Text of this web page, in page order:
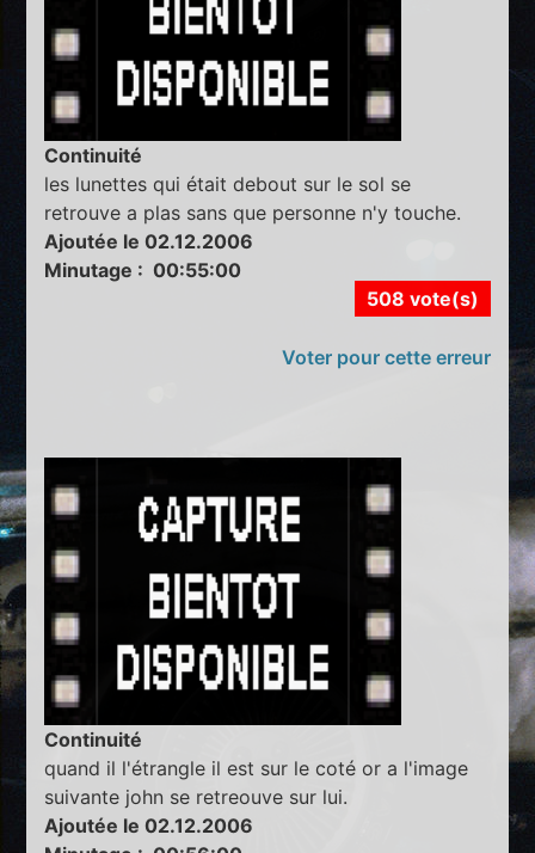
Continuité
les lunettes qui était debout sur le sol se
retrouve a plas sans que personne n'y touche.
Ajoutée le 02.12.2006
Minutage : 00:55:00
508 vote(s)
Voter pour cette erreur
Continuité
quand il l'étrangle il est sur le coté or a l'image
suivante john se retreouve sur lui.
Ajoutée le 02.12.2006